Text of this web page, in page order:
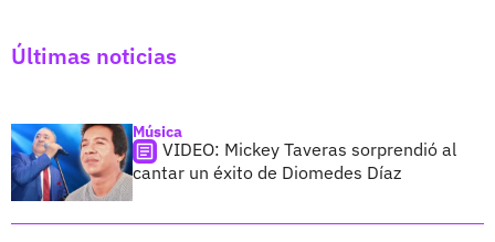
Últimas noticias
Música
VIDEO: Mickey Taveras sorprendió al
cantar un éxito de Diomedes Díaz